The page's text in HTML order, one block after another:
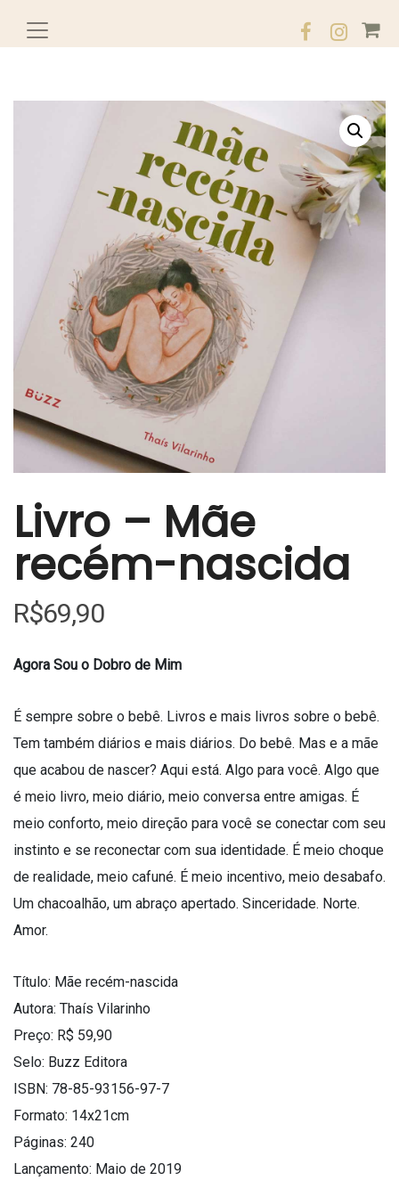
Livro – Mãe
recém-nascida
R$69,90
Agora Sou o Dobro de Mim
É sempre sobre o bebê. Livros e mais livros sobre o bebê.
Tem também diários e mais diários. Do bebê. Mas e a mãe
que acabou de nascer? Aqui está. Algo para você. Algo que
é meio livro, meio diário, meio conversa entre amigas. É
meio conforto, meio direção para você se conectar com seu
instinto e se reconectar com sua identidade. É meio choque
de realidade, meio cafuné. É meio incentivo, meio desabafo.
Um chacoalhão, um abraço apertado. Sinceridade. Norte.
Amor.
Título: Mãe recém-nascida
Autora: Thaís Vilarinho
Preço: R$ 59,90
Selo: Buzz Editora
ISBN: 78-85-93156-97-7
Formato: 14x21cm
Páginas: 240
Lançamento: Maio de 2019